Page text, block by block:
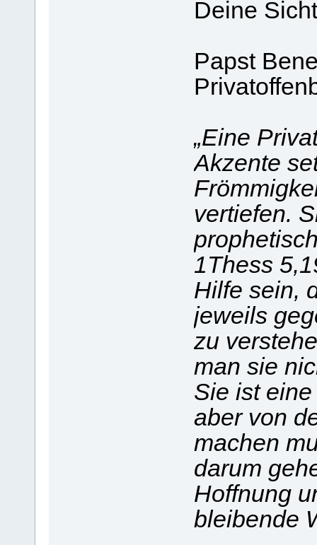
Deine
Papst
„Eine
Akzente
vertiefen.
1Thess
Hilfe sein,
jeweils
zu
man sie
Sie ist
aber von
machen
darum
Hoffnung
bleibende